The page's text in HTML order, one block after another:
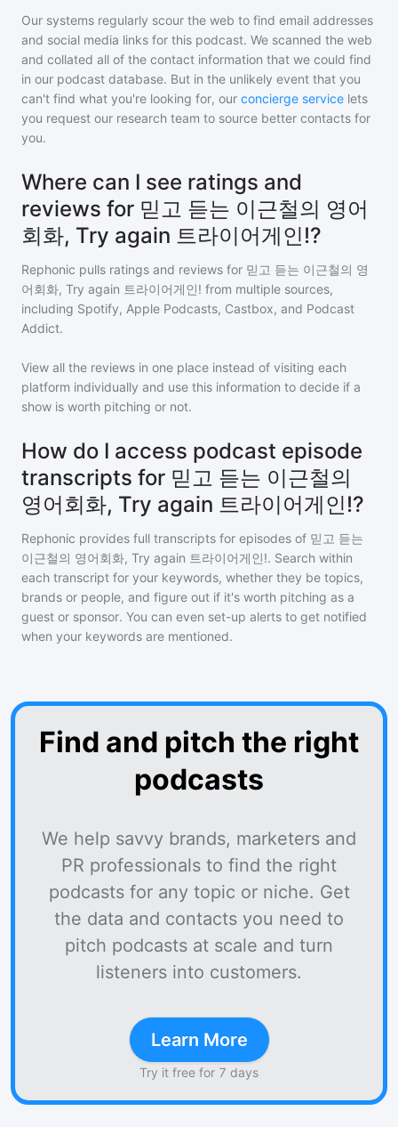
Our systems regularly scour the web to find email addresses
and social media links for this podcast. We scanned the web
and collated all of the contact information that we could find
in our podcast database. But in the unlikely event that you
can't find what you're looking for, our concierge service lets
you request our research team to source better contacts for
you.
Where can I see ratings and
reviews for 믿고 듣는 이근철의 영어
회화, Try again 트라이어게인!?
Rephonic pulls ratings and reviews for 믿고 듣는 이근철의 영
어회화, Try again 트라이어게인! from multiple sources,
including Spotify, Apple Podcasts, Castbox, and Podcast
Addict.
View all the reviews in one place instead of visiting each
platform individually and use this information to decide if a
show is worth pitching or not.
How do I access podcast episode
transcripts for 믿고 듣는 이근철의
영어회화, Try again 트라이어게인!?
Rephonic provides full transcripts for episodes of 믿고 듣는
이근철의 영어회화, Try again 트라이어게인!. Search within
each transcript for your keywords, whether they be topics,
brands or people, and figure out if it's worth pitching as a
guest or sponsor. You can even set-up alerts to get notified
when your keywords are mentioned.
Find and pitch the right
podcasts
We help savvy brands, marketers and
PR professionals to find the right
podcasts for any topic or niche. Get
the data and contacts you need to
pitch podcasts at scale and turn
listeners into customers.
Learn More
Try it free for 7 days